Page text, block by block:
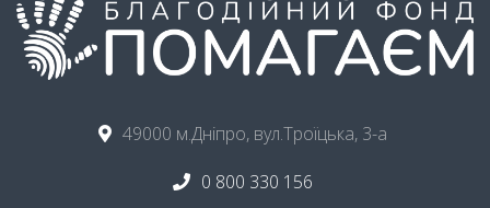
49000 м.Дніпро, вул.Троїцька, 3-а
0 800 330 156